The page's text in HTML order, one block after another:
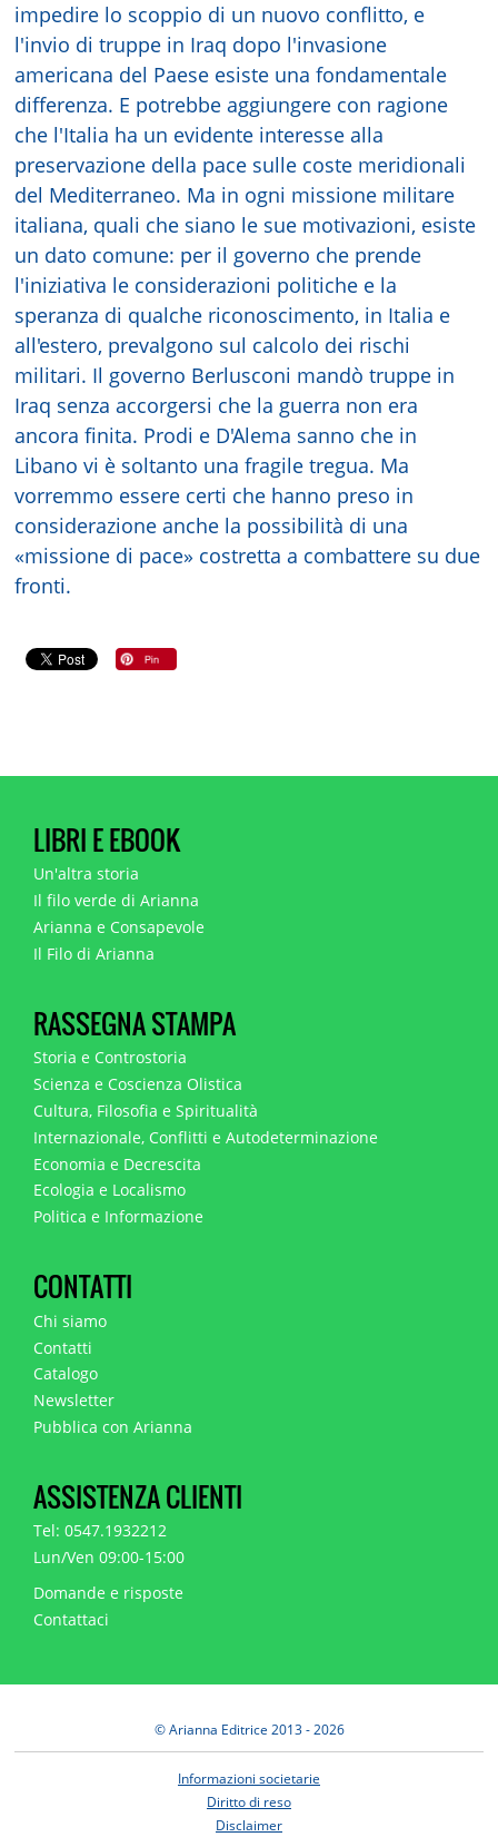
impedire lo scoppio di un nuovo conflitto, e
l'invio di truppe in Iraq dopo l'invasione
americana del Paese esiste una fondamentale
differenza. E potrebbe aggiungere con ragione
che l'Italia ha un evidente interesse alla
preservazione della pace sulle coste meridionali
del Mediterraneo. Ma in ogni missione militare
italiana, quali che siano le sue motivazioni, esiste
un dato comune: per il governo che prende
l'iniziativa le considerazioni politiche e la
speranza di qualche riconoscimento, in Italia e
all'estero, prevalgono sul calcolo dei rischi
militari. Il governo Berlusconi mandò truppe in
Iraq senza accorgersi che la guerra non era
ancora finita. Prodi e D'Alema sanno che in
Libano vi è soltanto una fragile tregua. Ma
vorremmo essere certi che hanno preso in
considerazione anche la possibilità di una
«missione di pace» costretta a combattere su due
fronti.
LIBRI E EBOOK
Un'altra storia
Il filo verde di Arianna
Arianna e Consapevole
Il Filo di Arianna
RASSEGNA STAMPA
Storia e Controstoria
Scienza e Coscienza Olistica
Cultura, Filosofia e Spiritualità
Internazionale, Conflitti e Autodeterminazione
Economia e Decrescita
Ecologia e Localismo
Politica e Informazione
CONTATTI
Chi siamo
Contatti
Catalogo
Newsletter
Pubblica con Arianna
ASSISTENZA CLIENTI
Tel: 0547.1932212
Lun/Ven 09:00-15:00
Domande e risposte
Contattaci
© Arianna Editrice 2013 - 2026
Informazioni societarie
Diritto di reso
Disclaimer